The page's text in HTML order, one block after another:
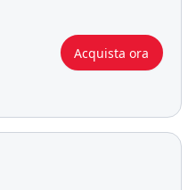
Acquista ora